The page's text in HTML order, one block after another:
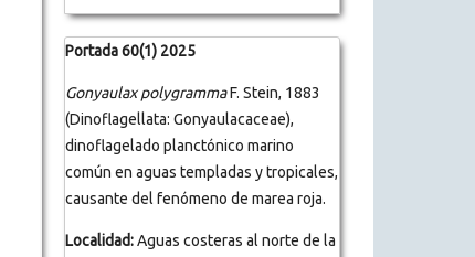
Portada 60(1) 2025
Gonyaulax polygrammaF. Stein, 1883
(Dinoflagellata: Gonyaulacaceae),
dinoflagelado planctónico marino
común en aguas templadas y tropicales,
causante del fenómeno de marea roja.
Localidad:Aguas costeras al norte de la